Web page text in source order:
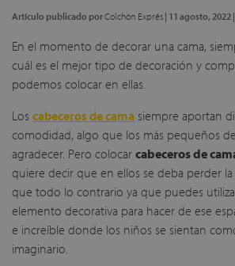
Artículo publicado porColchón Exprés | 11 agosto, 2022 |
En el momento de decorar una cama,
cuál es el mejor tipo de decoración y
podemos colocar en ellas.
Los cabeceros de cama siempre aportan
comodidad, algo que los más pequeños de
agradecer. Pero colocar cabeceros de
quiere decir que en ellos se deba perder la
que todo lo contrario ya que puedes
elemento decorativa para hacer de ese
e increíble donde los niños se sientan
imaginario.